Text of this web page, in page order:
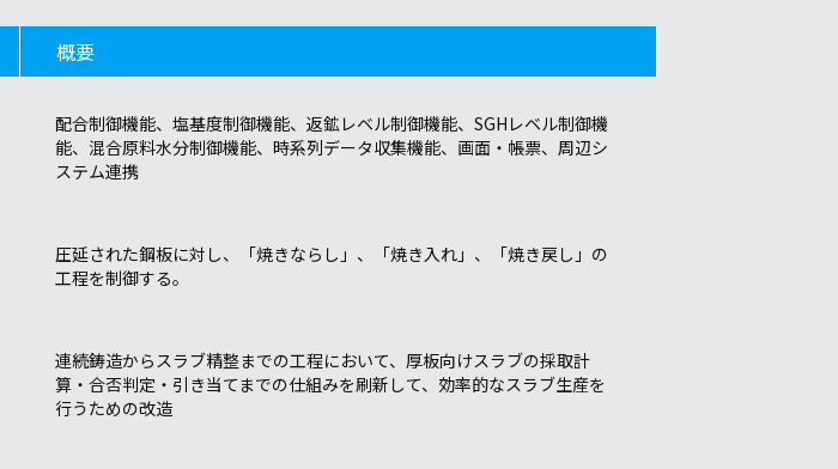
概要
配合制御機能、塩基度制御機能、返鉱レベル制御機能、SGHレベル制御機
能、混合原料水分制御機能、時系列データ収集機能、画面・帳票、周辺シ
ステム連携
圧延された鋼板に対し、「焼きならし」、「焼き入れ」、「焼き戻し」の
工程を制御する。
連続鋳造からスラブ精整までの工程において、厚板向けスラブの採取計
算・合否判定・引き当てまでの仕組みを刷新して、効率的なスラブ生産を
行うための改造